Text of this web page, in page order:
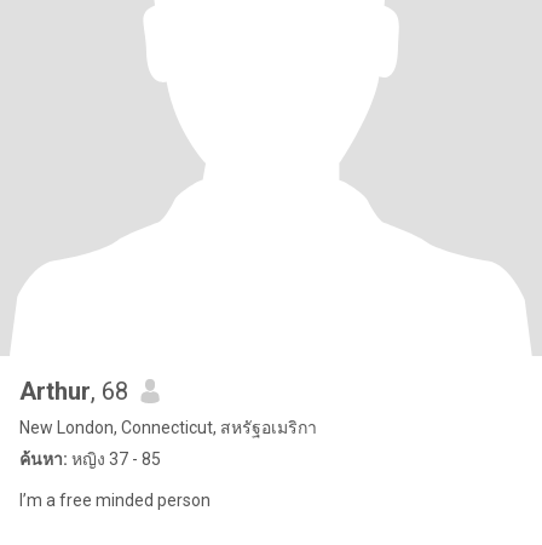
Arthur, 68
New London, Connecticut, สหรัฐอเมริกา
ค้นหา: หญิง 37 - 85
I’m a free minded person